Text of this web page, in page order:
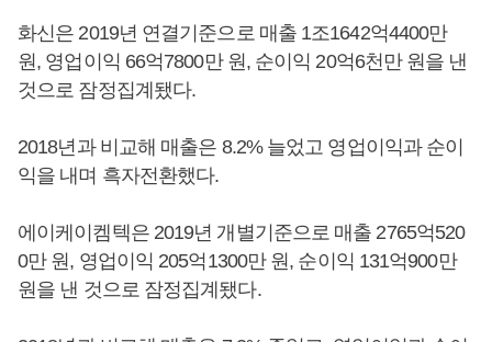
화신은 2019년 연결기준으로 매출 1조1642억4400만
원, 영업이익 66억7800만 원, 순이익 20억6천만 원을 낸
것으로 잠정집계됐다.
2018년과 비교해 매출은 8.2% 늘었고 영업이익과 순이
익을 내며 흑자전환했다.
에이케이켐텍은 2019년 개별기준으로 매출 2765억520
0만 원, 영업이익 205억1300만 원, 순이익 131억900만
원을 낸 것으로 잠정집계됐다.